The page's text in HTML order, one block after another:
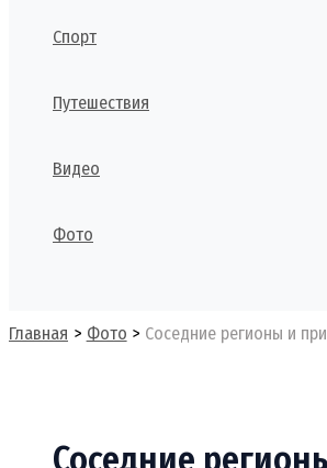
Спорт
Путешествия
Видео
Фото
Главная Фото Соседние регионы и
Соседние